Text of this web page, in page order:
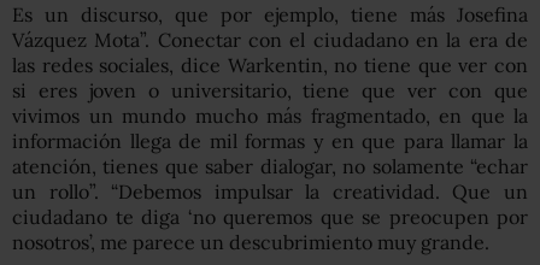
Es un discurso, que por ejemplo, tiene más Josefina
Vázquez Mota”. Conectar con el ciudadano en la era de
las redes sociales, dice Warkentin, no tiene que ver con
si eres joven o universitario, tiene que ver con que
vivimos un mundo mucho más fragmentado, en que la
información llega de mil formas y en que para llamar la
atención, tienes que saber dialogar, no solamente “echar
un rollo”. “Debemos impulsar la creatividad. Que un
ciudadano te diga ‘no queremos que se preocupen por
nosotros’, me parece un descubrimiento muy grande.